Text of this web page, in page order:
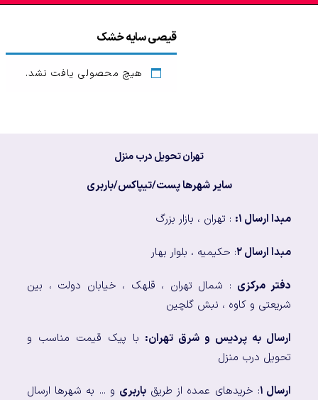
قیصی سایه خشک
هیچ محصولی یافت نشد.
تهران تحویل درب منزل
سایر شهرها پست/تیپاکس/باربری
مبدا ارسال ۱: : تهران ، بازار بزرگ
مبدا ارسال ۲ : حکیمیه ، بلوار بهار
دفتر مرکزی : شمال تهران ، قلهک ، خیابان دولت ، بین
شریعتی و کاوه ، نبش گلچین
ارسال به پردیس و شرق تهران: با پیک قیمت مناسب و
تحویل درب منزل
ارسال ۱ : خریدهای عمده از طریقباربری و ... به شهرها ارسال